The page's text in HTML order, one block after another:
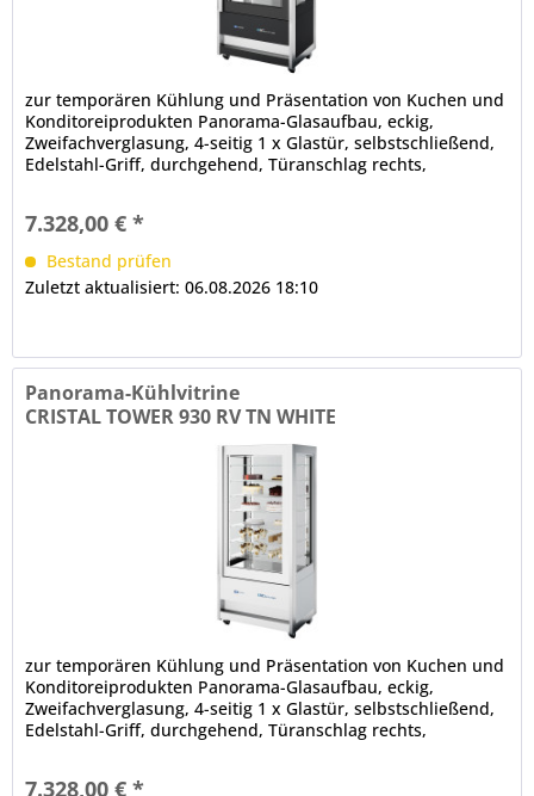
zur temporären Kühlung und Präsentation von Kuchen und
Konditoreiprodukten Panorama-Glasaufbau, eckig,
Zweifachverglasung, 4-seitig 1 x Glastür, selbstschließend,
Edelstahl-Griff, durchgehend, Türanschlag rechts,
7.328,00 € *
Bestand prüfen
Zuletzt aktualisiert: 06.08.2026 18:10
Panorama-Kühlvitrine
CRISTAL TOWER 930 RV TN WHITE
zur temporären Kühlung und Präsentation von Kuchen und
Konditoreiprodukten Panorama-Glasaufbau, eckig,
Zweifachverglasung, 4-seitig 1 x Glastür, selbstschließend,
Edelstahl-Griff, durchgehend, Türanschlag rechts,
7.328,00 € *